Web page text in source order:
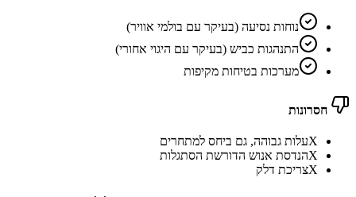
נוחות נסיעה (בעיקר עם בולמי אוויר)
התנהגות כביש (בעיקר עם היגוי אחורי)
מערכות בטיחות מקיפות
חסרונות
Xעלות גבוהה, גם ביחס למתחרים
Xהנדסת אנוש הדורשת הסתגלות
Xצריכת דלק